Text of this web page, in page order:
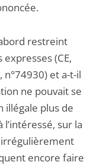
restreint
expresses (CE,
n°74930) et a-t-il
ne pouvait se
plus de
sur la
irrégulièrement
encore faire